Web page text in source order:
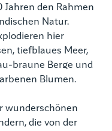
Jahren den Rahmen
Natur.
hier
tiefblaues Meer,
braune Berge und
Blumen.
wunderschönen
die von der